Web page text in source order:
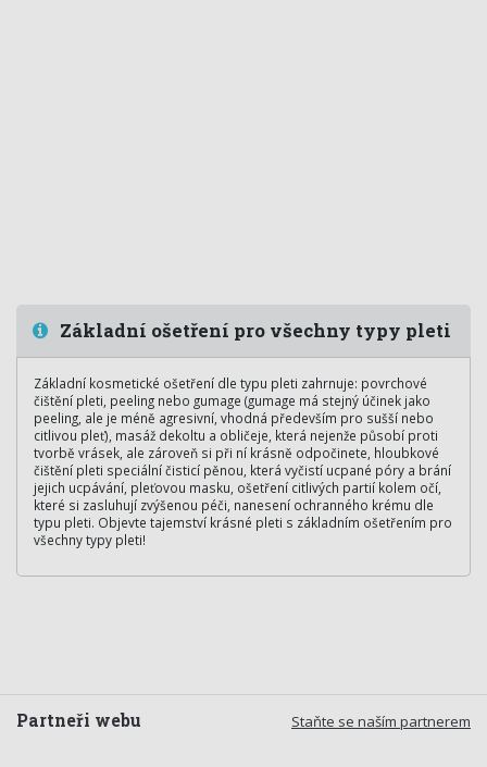
Základní ošetření pro všechny typy pleti
Základní kosmetické ošetření dle typu pleti zahrnuje: povrchové
čištění pleti, peeling nebo gumage (gumage má stejný účinek jako
peeling, ale je méně agresivní, vhodná především pro sušší nebo
citlivou pleť), masáž dekoltu a obličeje, která nejenže působí proti
tvorbě vrásek, ale zároveň si při ní krásně odpočinete, hloubkové
čištění pleti speciální čisticí pěnou, která vyčistí ucpané póry a brání
jejich ucpávání, pleťovou masku, ošetření citlivých partií kolem očí,
které si zasluhují zvýšenou péči, nanesení ochranného krému dle
typu pleti. Objevte tajemství krásné pleti s základním ošetřením pro
všechny typy pleti!
Staňte se naším partnerem
Partneři webu